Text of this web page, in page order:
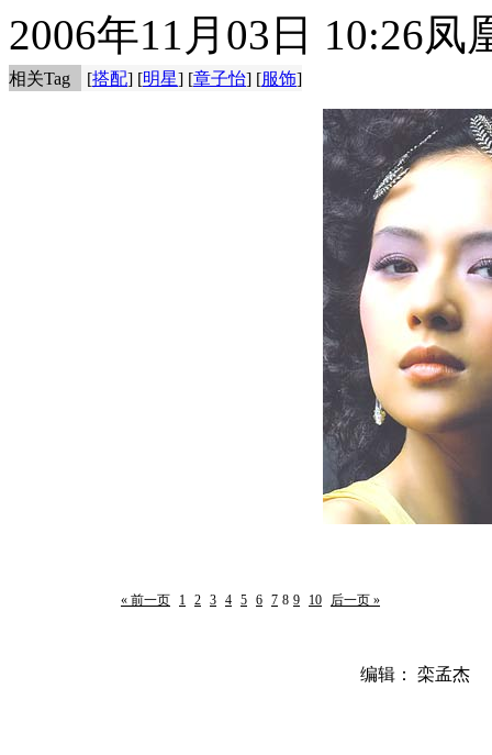
2006年11月03日 10:26凤
相关Tag [搭配] [明星] [章子怡] [服饰]
« 前一页 1 2 3 4 5 6 7 8 9 10 后一页 »
编辑： 栾孟杰